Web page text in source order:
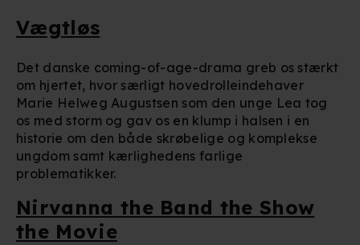
Vægtløs
Det danske coming-of-age-drama greb os stærkt
om hjertet, hvor særligt hovedrolleindehaver
Marie Helweg Augustsen som den unge Lea tog
os med storm og gav os en klump i halsen i en
historie om den både skrøbelige og komplekse
ungdom samt kærlighedens farlige
problematikker.
Nirvanna the Band the Show
the Movie